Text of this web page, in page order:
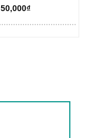
hạng5.00
5 sao
50,000₫